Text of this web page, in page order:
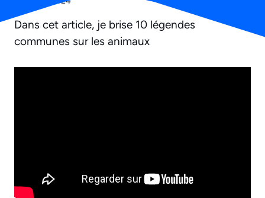
Dans cet article, je brise 10 légendes
communes sur les animaux